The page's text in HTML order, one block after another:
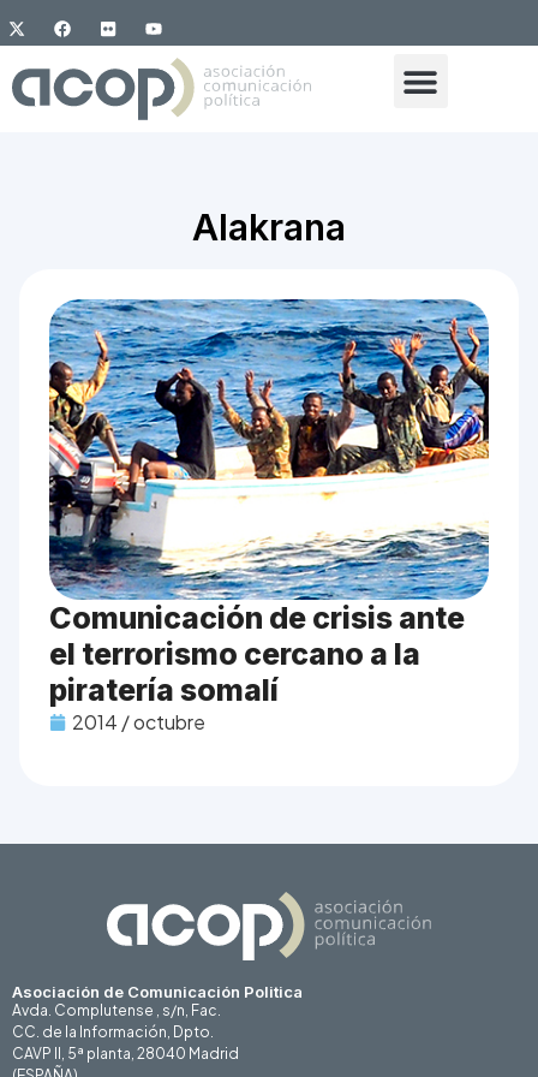
Alakrana
Comunicación de crisis ante
el terrorismo cercano a la
piratería somalí
2014 / octubre
Asociación de Comunicación Politica
Avda. Complutense , s/n, Fac.
CC. de la Información, Dpto.
CAVP II, 5ª planta, 28040 Madrid